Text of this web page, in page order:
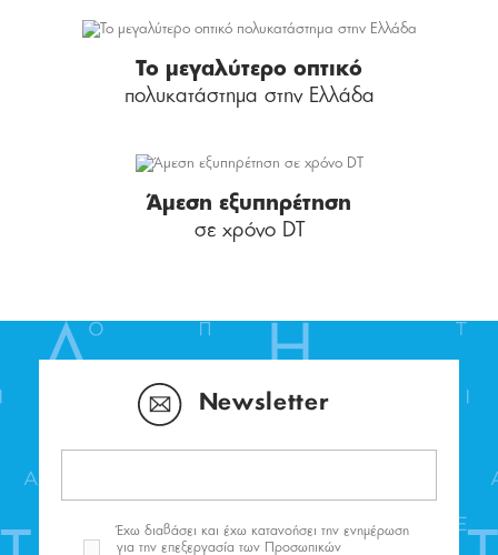
Το μεγαλύτερο οπτικό
πολυκατάστημα στην Ελλάδα
Άμεση εξυπηρέτηση
σε χρόνο DT
Newsletter
Έχω διαβάσει και έχω κατανοήσει την ενημέρωση
για την επεξεργασία των Προσωπικών